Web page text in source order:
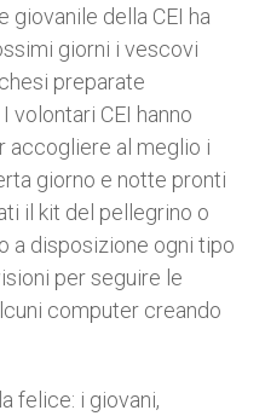
giovanile della CEI ha
giorni i vescovi
preparate
volontari CEI hanno
accogliere al meglio i
giorno e notte pronti
il kit del pellegrino o
a disposizione ogni tipo
per seguire le
computer creando
felice: i giovani,